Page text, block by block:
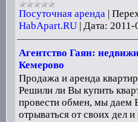
Посуточная аренда|
HabApart.RU Дата: 2011-
Агентство Гаян:
Кемерово
Продажа и аренда
Решили ли Вы купить
провести обмен, мы даем
отрываться от своих дел